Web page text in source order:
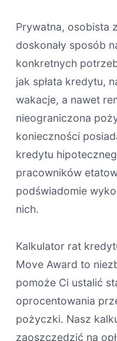
Prywatna, osobista
doskonały sposób
konkretnych
jak spłata kredytu,
wakacje, a nawet
nieograniczona
konieczności
kredytu
pracowników
podświadomie
nich.
Kalkulator rat
Move Award to
pomoże Ci ustalić
oprocentowania
pożyczki. Nasz
zaoszczędzić na